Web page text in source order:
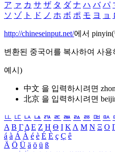
ア ァ カ サ ザ タ ダ ナ ハ バ パ
ソ ゾ ト ド ノ ホ ボ ポ モ ヨ ョ
http://chineseinput.net/에서
변환된 중국어를 복사하여 사용
예시)
中文 을 입력하시려면
北京 을 입력하시려면
ㅥ ㅦ ㅧ ㅨ ㅩ ㅪ ㅫ ㅬ ㅭ ㅮ ㅯ
Α Β ΓΔ Ε Ζ Η Θ Ι ΚΛ Μ Ν Ξ Ο
á à Á À é è É È ç Ç ê
Ä Ö Ü ä ö ü ß